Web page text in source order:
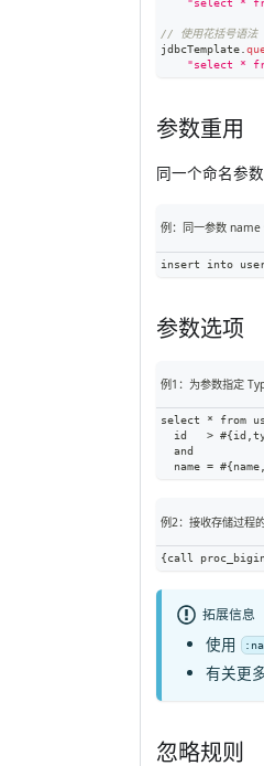
"select *
// 使用花括号语法
jdbcTemplate.
"select *
参数重用
同一个命名参
例：同一参数 name
insert into
参数选项
例1：为参数指定
select * from
id   >
  and
name =
例2：接收存储过程
{call
拓展信息
使用
有关更
忽略规则